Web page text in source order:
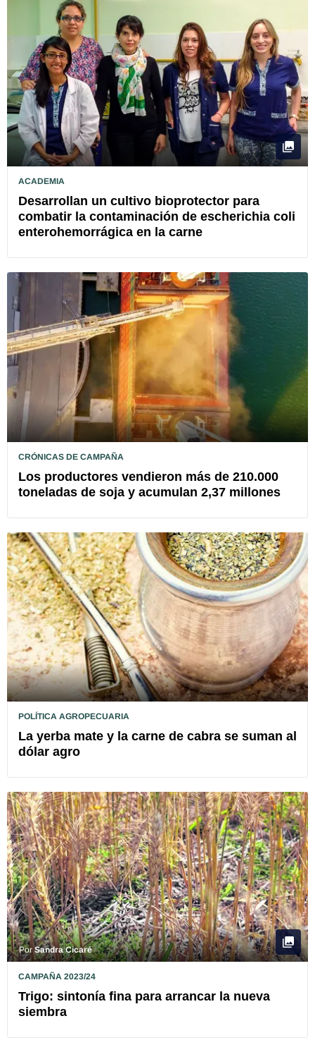
ACADEMIA
Desarrollan un cultivo bioprotector para
combatir la contaminación de escherichia coli
enterohemorrágica en la carne
CRÓNICAS DE CAMPAÑA
Los productores vendieron más de 210.000
toneladas de soja y acumulan 2,37 millones
POLÍTICA AGROPECUARIA
La yerba mate y la carne de cabra se suman al
dólar agro
PorSandra Cicaré
CAMPAÑA 2023/24
Trigo: sintonía fina para arrancar la nueva
siembra